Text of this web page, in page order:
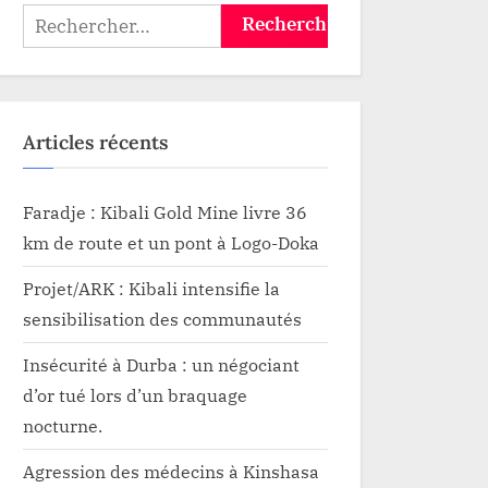
Rechercher :
Articles récents
Faradje : Kibali Gold Mine livre 36
km de route et un pont à Logo-Doka
Projet/ARK : Kibali intensifie la
sensibilisation des communautés
Insécurité à Durba : un négociant
d’or tué lors d’un braquage
nocturne.
Agression des médecins à Kinshasa